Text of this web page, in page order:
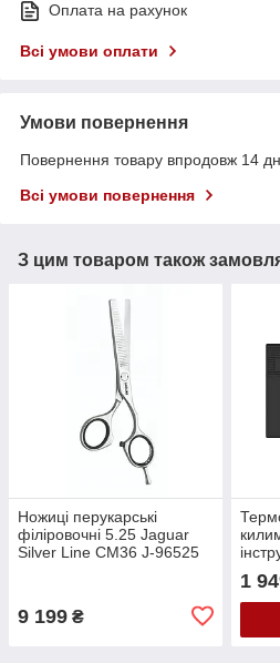
Оплата на рахунок
Всі умови оплати
Умови повернення
Повернення товару впродовж 14
Всі умови повернення
З цим товаром також
Ножиці перукарські
філіровочні 5.25 Jaguar
Silver Line CM36 J-96525
9 199 ₴
1